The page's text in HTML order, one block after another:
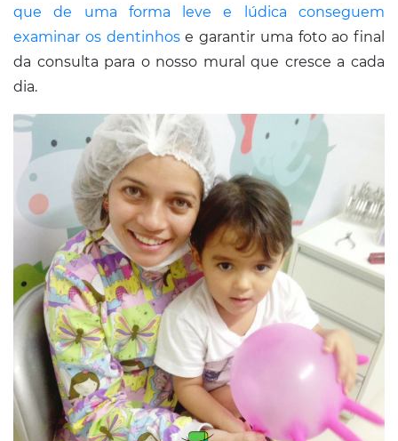
que de uma forma leve e lúdica conseguem
examinar os dentinhose garantir uma foto ao final
da consulta para o nosso mural que cresce a cada
dia.